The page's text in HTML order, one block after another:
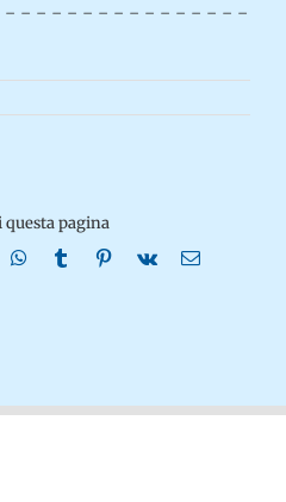
– – – – – – – – – – – – – – –
pagina
WhatsApp
TumblrPinterest
Vk Email